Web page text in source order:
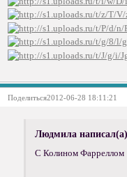
Поделиться2012-06-28 18:11:21
Людмила
С Колином Фарреллом